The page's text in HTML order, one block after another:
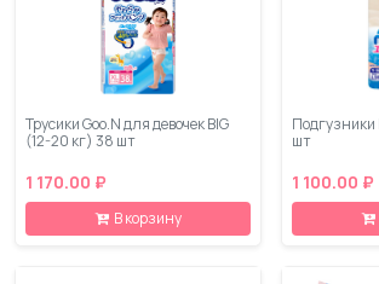
Трусики Goo.N для девочек BIG
(12-20 кг) 38 шт
1 170.00 ₽
В корзину
Подгузники
шт
1 100.00 ₽